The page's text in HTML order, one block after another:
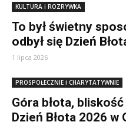
KULTURA i ROZRYWKA
To był świetny
odbył się Dzień
1 lipca 2026
PROSPOŁECZNIE i CHARYTATYWNIE
Góra błota,
Dzień Błota 2026